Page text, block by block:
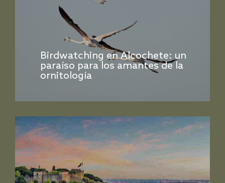
Birdwatching en Alcochete: un
paraíso para los amantes de la
ornitología